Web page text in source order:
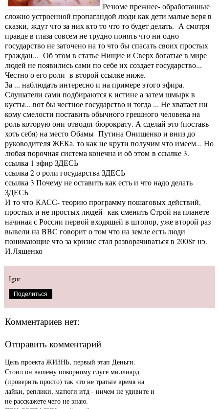
Резюме прежнее- обработанные
сложно устроенной пропагандой люди как дети малые веря в
сказки, ждут что за них кто то что то будет делать. А смотря
правде в глаза совсем не трудно понять что ни одно
государство не заточено на то что бы спасать своих простых
граждан... Об этом в статье Нищие и Сверх богатые в мире
людей не появились сами по себе их создает государство...
Честно о его роли в второй ссылке ниже.
За ... наблюдать интересно и на примере этого эфира.
Слушатели сами подбираются к истине а затем шмырк в
кусты... вот бы честное государство и тогда ... Не хватает ни
кому смелости поставить обычного грешного человека на
роль которую они отводят бюрократу. А сделай это (поставь
хоть себя) на место Обамы Путина Онищенко и вниз до
руководителя ЖЕКа, то как не крути получим что имеем... Но
любая порочная система конечна и об этом в ссылке 3.
ссылка 1 эфирЗДЕСЬ
ссылка 2 о роли государства ЗДЕСЬ
ссылка 3 Почему не оставить как есть и что надо делать
ЗДЕСЬ
И то что КАСС- теорию программу пошаговых действий,
простых и не простых людей- как сменить Строй на планете
начиная с России первой входящей в штопор, уже второй раз
вывели на BBC говорит о том что на земле есть люди
понимающие что за кризис стал разворачиваться в 2008г нэ.
И.Лященко
Igor
Поделиться
Комментариев нет:
Отправить комментарий
Цель проекта ЖИЗНЬ, первый этап Деньги.
Стоил он вашему покорному слуге миллиард
(проверить просто) так что не тратьте время на
лайки, реплики, матюги итд - ничем не удивите и
не расскажете чего не знаю.